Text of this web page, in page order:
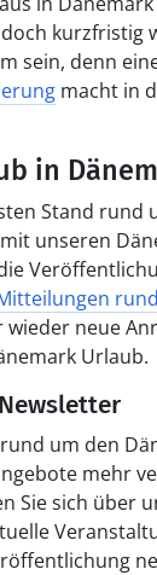
kurzfristig
sein, denn
macht in
in
Stand rund
unseren
neue
Urlaub.
um den
mehr
Sie sich über